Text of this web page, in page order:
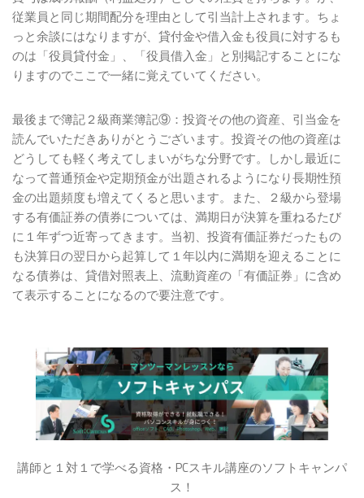
従業員と同じ期間配分を理由として引当計上されます。ちょ
っと余談にはなりますが、貸付金や借入金も役員に対するも
のは「役員貸付金」、「役員借入金」と別掲記することにな
りますのでここで一緒に覚えていてください。
最後まで簿記２級商業簿記⑨：投資その他の資産、引当金を
読んでいただきありがとうございます。投資その他の資産は
どうしても軽く考えてしまいがちな分野です。しかし最近に
なって普通預金や定期預金が出題されるようになり長期性預
金の出題頻度も増えてくると思います。また、２級から登場
する有価証券の債券については、満期日が決算を重ねるたび
に１年ずつ近寄ってきます。当初、投資有価証券だったもの
も決算日の翌日から起算して１年以内に満期を迎えることに
なる債券は、貸借対照表上、流動資産の「有価証券」に含め
て表示することになるので要注意です。
講師と１対１で学べる資格・PCスキル講座のソフトキャンパ
ス！